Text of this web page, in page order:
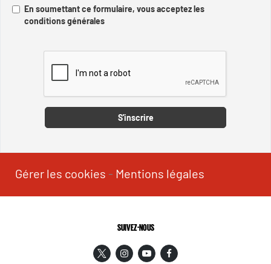
En soumettant ce formulaire, vous acceptez les
conditions générales
S'inscrire
Gérer les cookies - Mentions légales
SUIVEZ-NOUS